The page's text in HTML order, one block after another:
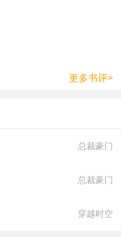
更多书评>
总裁豪门
总裁豪门
穿越时空